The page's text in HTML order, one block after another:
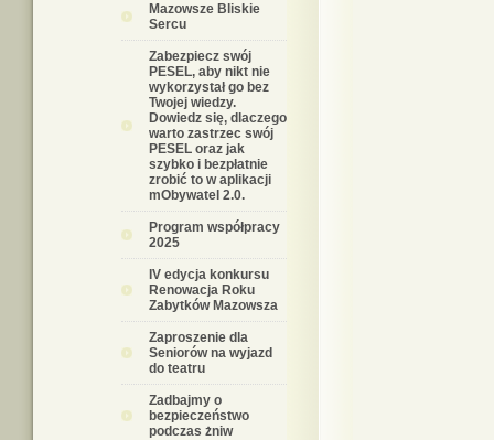
Mazowsze Bliskie
Sercu
Zabezpiecz swój
PESEL, aby nikt nie
wykorzystał go bez
Twojej wiedzy.
Dowiedz się, dlaczego
warto zastrzec swój
PESEL oraz jak
szybko i bezpłatnie
zrobić to w aplikacji
mObywatel 2.0.
Program współpracy
2025
IV edycja konkursu
Renowacja Roku
Zabytków Mazowsza
Zaproszenie dla
Seniorów na wyjazd
do teatru
Zadbajmy o
bezpieczeństwo
podczas żniw